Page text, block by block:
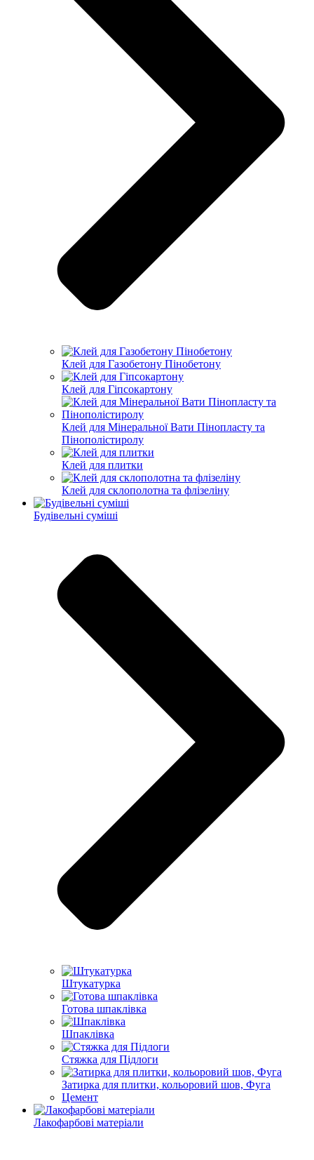
Клей для Газобетону Пінобетону
Клей для Гіпсокартону
Клей для Мінеральної Вати Пінопласту та
Пінополістиролу
Клей для плитки
Клей для склополотна та флізеліну
Будівельні суміші
Штукатурка
Готова шпаклівка
Шпаклівка
Стяжка для Підлоги
Затирка для плитки, кольоровий шов, Фуга
Цемент
Лакофарбові матеріали